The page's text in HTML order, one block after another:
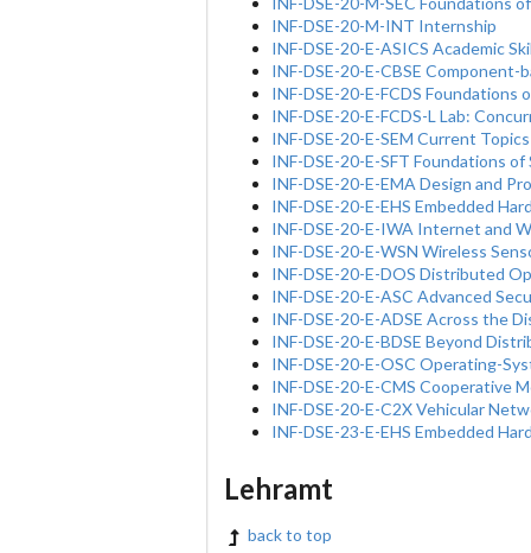
INF-DSE-20-M-INT Internship
INF-DSE-20-E-ASICS Academic
INF-DSE-20-E-CBSE
INF-DSE-20-E-FCDS
INF-DSE-20-E-FCDS-L Lab:
INF-DSE-20-E-SEM Current
INF-DSE-20-E-SFT Foundations
INF-DSE-20-E-EMA Design and
INF-DSE-20-E-EHS Embedded
INF-DSE-20-E-IWA Internet and
INF-DSE-20-E-WSN Wireless
INF-DSE-20-E-DOS Distributed
INF-DSE-20-E-ASC Advanced
INF-DSE-20-E-ADSE Across the
INF-DSE-20-E-BDSE Beyond
INF-DSE-20-E-OSC Operating-
INF-DSE-20-E-CMS Cooperative
INF-DSE-20-E-C2X Vehicular
INF-DSE-23-E-EHS Embedded
Lehramt
back to top